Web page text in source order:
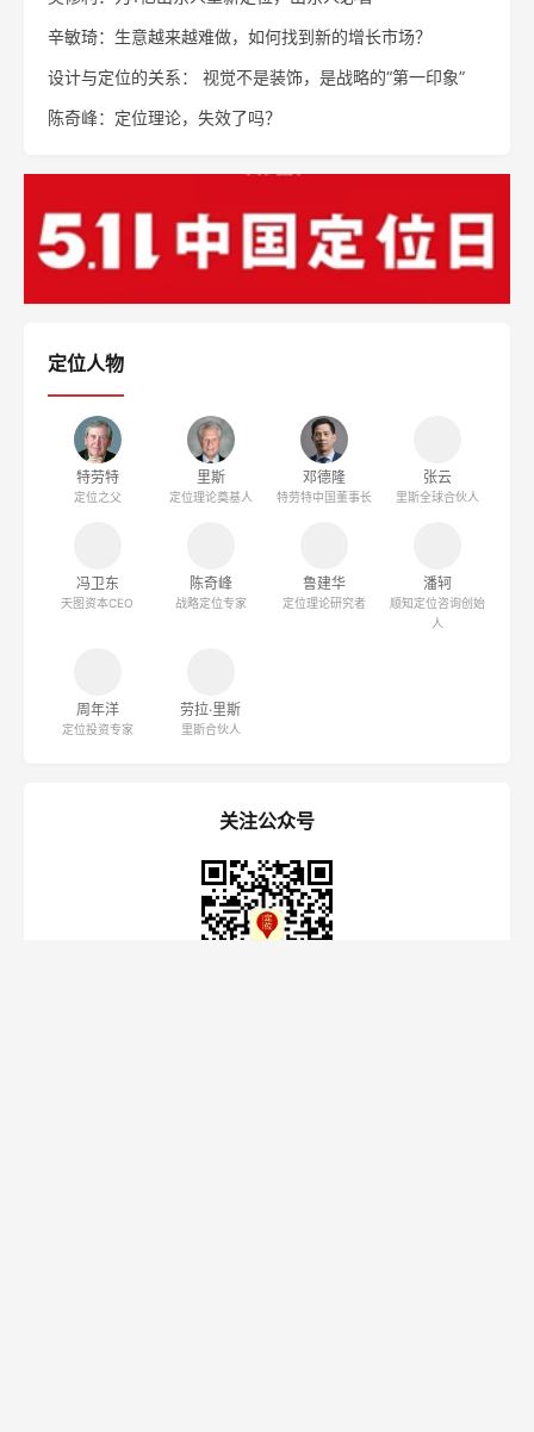
辛敏琦：生意越来越难做，如何找到新的增长市场？
设计与定位的关系： 视觉不是装饰，是战略的“第一印象”
陈奇峰：定位理论，失效了吗？
定位人物
特劳特
定位之父
里斯
定位理论奠基人
邓德隆
特劳特中国董事长
张云
里斯全球合伙人
冯卫东
天图资本CEO
陈奇峰
战略定位专家
鲁建华
定位理论研究者
潘轲
顺知定位咨询创始
人
周年洋
定位投资专家
劳拉·里斯
里斯合伙人
关注公众号